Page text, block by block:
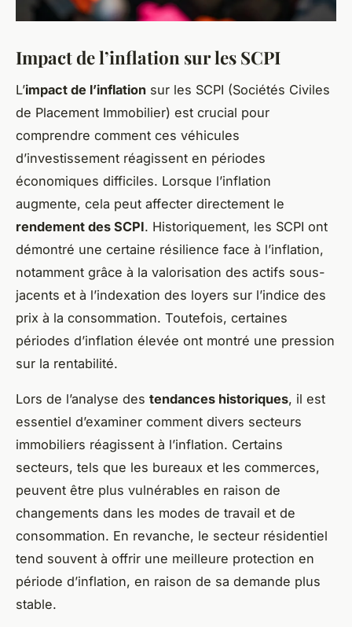
Impact de l’inflation sur les SCPI
L’impact de l’inflation sur les SCPI (Sociétés Civiles
de Placement Immobilier) est crucial pour
comprendre comment ces véhicules
d’investissement réagissent en périodes
économiques difficiles. Lorsque l’inflation
augmente, cela peut affecter directement le
rendement des SCPI. Historiquement, les SCPI ont
démontré une certaine résilience face à l’inflation,
notamment grâce à la valorisation des actifs sous-
jacents et à l’indexation des loyers sur l’indice des
prix à la consommation. Toutefois, certaines
périodes d’inflation élevée ont montré une pression
sur la rentabilité.
Lors de l’analyse des tendances historiques, il est
essentiel d’examiner comment divers secteurs
immobiliers réagissent à l’inflation. Certains
secteurs, tels que les bureaux et les commerces,
peuvent être plus vulnérables en raison de
changements dans les modes de travail et de
consommation. En revanche, le secteur résidentiel
tend souvent à offrir une meilleure protection en
période d’inflation, en raison de sa demande plus
stable.